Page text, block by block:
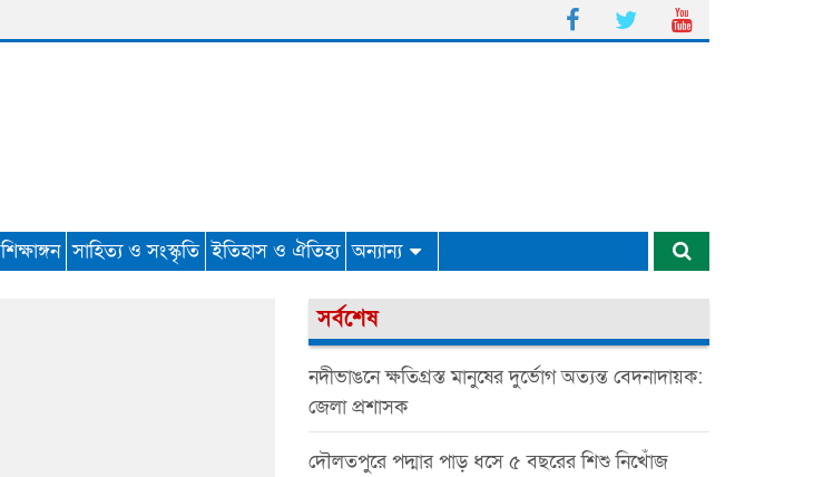
শিক্ষাঙ্গন সাহিত্য ও সংস্কৃতি ইতিহাস ও ঐতিহ্য অন্যান্য
সর্বশেষ
নদীভাঙনে ক্ষতিগ্রস্ত মানুষের দুর্ভোগ অত্যন্ত বেদনাদায়ক:
জেলা প্রশাসক
দৌলতপুরে পদ্মার পাড় ধসে ৫ বছরের শিশু নিখোঁজ